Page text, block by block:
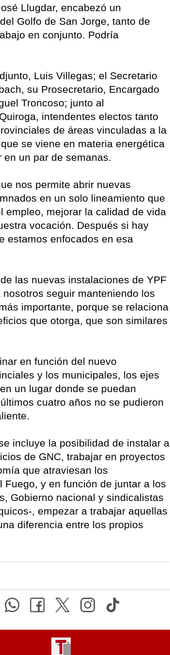
Llugdar, encabezó un
Golfo de San Jorge, tanto de
en conjunto. Podría
Luis Villegas; el Secretario
su Prosecretario, Encargado
Troncoso; junto al
intendentes electos tanto
de áreas vinculadas a la
se viene en materia energética
un par de semanas.
nos permite abrir nuevas
en un solo lineamiento que
empleo, mejorar la calidad de vida
vocación. Después si hay
estamos enfocados en esa
las nuevas instalaciones de YPF
seguir manteniendo los
importante, porque se relaciona
que otorga, que son similares
en función del nuevo
y los municipales, los ejes
un lugar donde se puedan
cuatro años no se pudieron
incluye la posibilidad de instalar a
de GNC, trabajar en proyectos
que atraviesan los
Fuego, y en función de juntar a los
Gobierno nacional y sindicalistas
, empezar a trabajar aquellas
diferencia entre los propios